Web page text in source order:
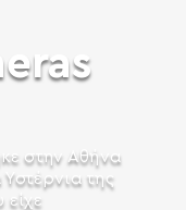
στην Αθήνα
της